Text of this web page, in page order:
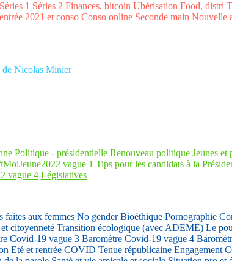
Séries 1 Séries 2 Finances, bitcoin Ubérisation Food, distri
2021 et conso Conso online Seconde main Nouvelle
de Nicolas Minier
Politique - présidentielle Renouveau politique Jeunes et
vague 1 Tips pour les candidats à la
vague 4 Législatives
faites aux femmes No gender Bioéthique Pornographie
citoyenneté Transition écologique (avec ADEME) Le
Covid-19 vague 3 Baromètre Covid-19 vague 4
Eté et rentrée COVID Tenue républicaine Engagement